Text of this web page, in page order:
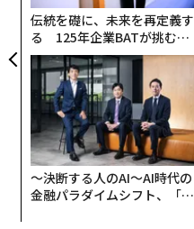
伝統を礎に、未来を再定義す
る 125年企業BATが挑むス
モークレスな未来
〜決断する人のAI〜AI時代の
金融パラダイムシフト、「超